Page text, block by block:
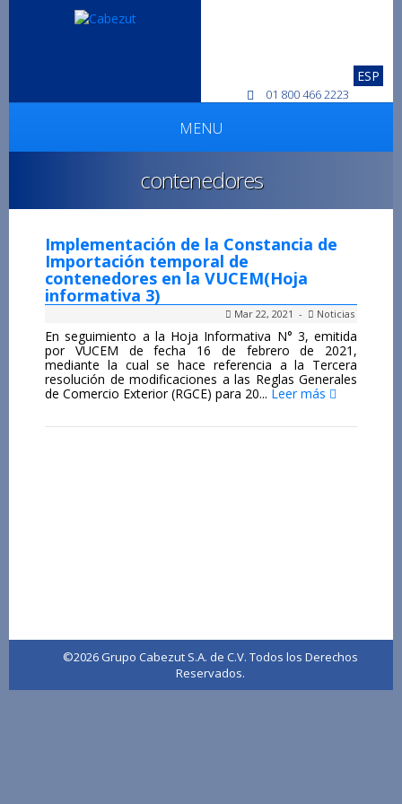
ESP
01 800 466 2223
MENU
contenedores
Implementación de la Constancia de
Importación temporal de
contenedores en la VUCEM(Hoja
informativa 3)
Mar 22, 2021 - Noticias
En seguimiento a la Hoja Informativa N° 3, emitida
por VUCEM de fecha 16 de febrero de 2021,
mediante la cual se hace referencia a la Tercera
resolución de modificaciones a las Reglas Generales
de Comercio Exterior (RGCE) para 20... Leer más
©2026 Grupo Cabezut S.A. de C.V. Todos los Derechos
Reservados.